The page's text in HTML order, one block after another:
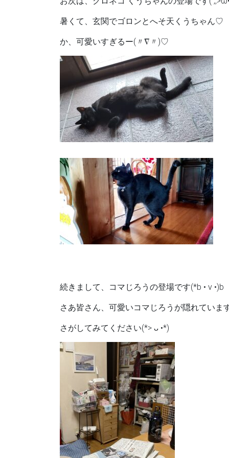
暑くて、玄関でゴロンとへそ天くうちゃん♡
か、可愛いすぎるー(〃∇〃)♡
続きまして、コマじろうの登場です(*b • v •)b
さあ皆さん、可愛いコマじろうが隠れていま
さがしてみてください(*> ᴗ •*)ゞ